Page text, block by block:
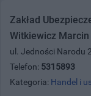
Zakład
Witkiewicz Marcin
ul. Jedności Narodu
Telefon: 5315893
Kategoria: Handel i